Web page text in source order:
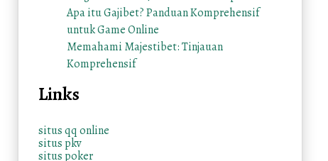
Apa itu Gajibet? Panduan Komprehensif
untuk Game Online
Memahami Majestibet: Tinjauan
Komprehensif
Links
situs qq online
situs pkv
situs poker